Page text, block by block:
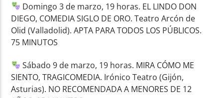
Domingo 3 de marzo, 19 horas. EL LINDO DON
DIEGO, COMEDIA SIGLO DE ORO. Teatro Arcón de
Olid (Valladolid). APTA PARA TODOS LOS PÚBLICOS.
75 MINUTOS
Sábado 9 de marzo, 19 horas. MIRA CÓMO ME
SIENTO, TRAGICOMEDIA. Irónico Teatro (Gijón,
Asturias). NO RECOMENDADA A MENORES DE 12